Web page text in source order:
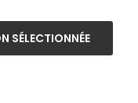
SÉLECTIONNÉE